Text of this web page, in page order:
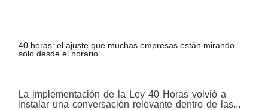
40 horas: el ajuste que muchas empresas están mirando
solo desde el horario
La implementación de la Ley 40 Horas volvió a
instalar una conversación relevante dentro de las...